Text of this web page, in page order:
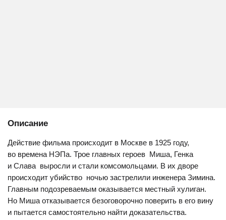
Описание
Действие фильма происходит в Москве в 1925 году,
во времена НЭПа. Трое главных героев  Миша, Генка
и Слава  выросли и стали комсомольцами. В их дворе
происходит убийство  ночью застрелили инженера Зимина.
Главным подозреваемым оказывается местный хулиган.
Но Миша отказывается безоговорочно поверить в его вину
и пытается самостоятельно найти доказательства.